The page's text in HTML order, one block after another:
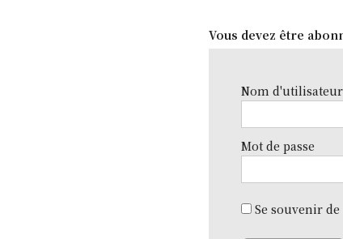
Vous devez être
Nom d'utilisateur
Mot de passe
Se souvenir